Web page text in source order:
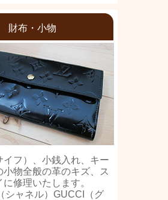
財布・小物
イフ）、小銭入れ、キー
小物全般の革のキズ、ス
修理いたします。
シャネル）GUCCI（グ